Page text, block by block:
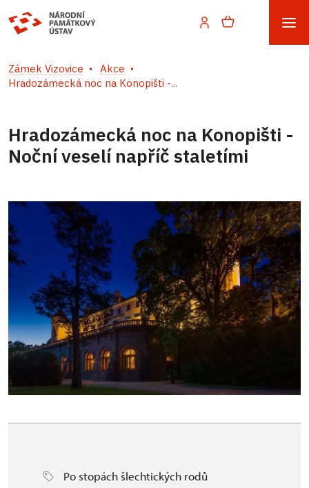
Zámek Vizovice
Akce
Hradozámecká noc na Konopišti -...
Hradozámecká noc na Konopišti -
Noční veselí napříč staletími
Po stopách šlechtických rodů